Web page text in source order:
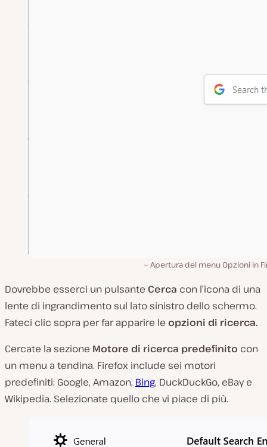
Apertura del menu Opzioni in
Dovrebbe esserci un pulsante Cerca con l’icona di una
lente di ingrandimento sul lato sinistro dello schermo.
Fateci clic sopra per far apparire le opzioni di ricerca.
Cercate la sezione Motore di ricerca predefinito con
un menu a tendina. Firefox include sei motori
predefiniti: Google, Amazon, Bing, DuckDuckGo, eBay e
Wikipedia. Selezionate quello che vi piace di più.